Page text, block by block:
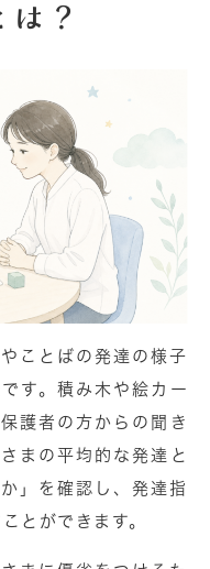
は？
ことばの発達の様子
す。積み木や絵カー
護者の方からの聞き
まの平均的な発達と
」を確認し、発達指
とができます。